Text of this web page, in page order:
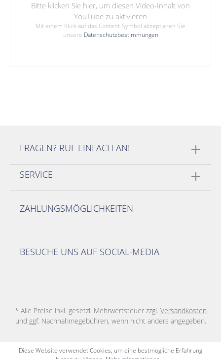
Bitte klicken Sie hier, um diesen Video-Inhalt von
YouTube zu aktivieren
Mit einem Klick auf das Content-Symbol akzeptieren Sie
unsere Datenschutzbestimmungen
FRAGEN? RUF EINFACH AN!
SERVICE
ZAHLUNGSMÖGLICHKEITEN
BESUCHE UNS AUF SOCIAL-MEDIA
* Alle Preise inkl. gesetzl. Mehrwertsteuer zzgl. Versandkosten
und ggf. Nachnahmegebühren, wenn nicht anders angegeben.
Diese Website verwendet Cookies, um eine bestmögliche Erfahrung